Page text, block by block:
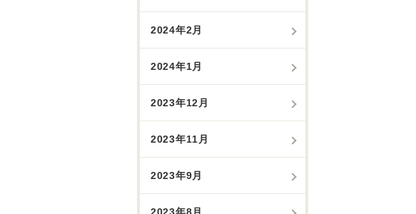
2024年2月
2024年1月
2023年12月
2023年11月
2023年9月
2023年8月